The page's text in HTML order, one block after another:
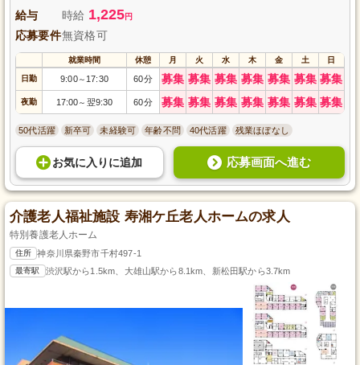
給与 時給 1,225円
応募要件無資格可
就業時間 休憩 月 火 水 木 金 土 日
日勤 9:00～ 17:30 60分 募集 募集 募集 募集 募集 募集 募集
夜勤 17:00～ 翌9:30 60分 募集 募集 募集 募集 募集 募集 募集
50代活躍 新卒可 未経験可 年齢不問 40代活躍 残業ほぼなし
お気に入り に追加 応募画面へ進む
介護老人福祉施設 寿湘ケ丘老人ホームの求人
特別養護老人ホーム
住所 神奈川県秦野市千村497-1
最寄駅 渋沢駅から1.5km、大雄山駅から8.1km、新松田駅から3.7km